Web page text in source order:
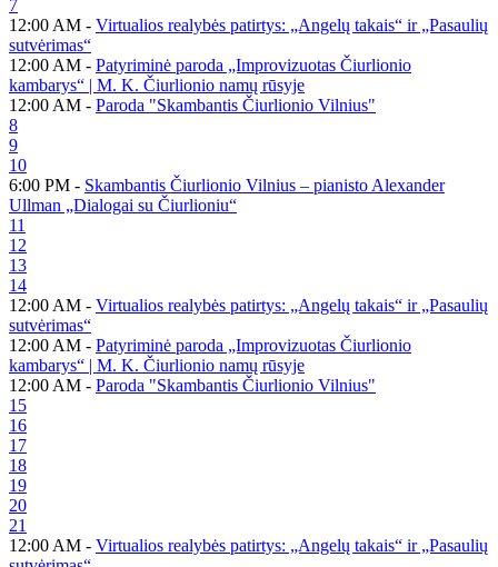
7
12:00 AM - Virtualios realybės patirtys: „Angelų takais“ ir „Pasaulių
sutvėrimas“
12:00 AM - Patyriminė paroda „Improvizuotas Čiurlionio
kambarys“ | M. K. Čiurlionio namų rūsyje
12:00 AM - Paroda "Skambantis Čiurlionio Vilnius"
8
9
10
6:00 PM - Skambantis Čiurlionio Vilnius – pianisto Alexander
Ullman „Dialogai su Čiurlioniu“
11
12
13
14
12:00 AM - Virtualios realybės patirtys: „Angelų takais“ ir „Pasaulių
sutvėrimas“
12:00 AM - Patyriminė paroda „Improvizuotas Čiurlionio
kambarys“ | M. K. Čiurlionio namų rūsyje
12:00 AM - Paroda "Skambantis Čiurlionio Vilnius"
15
16
17
18
19
20
21
12:00 AM - Virtualios realybės patirtys: „Angelų takais“ ir „Pasaulių